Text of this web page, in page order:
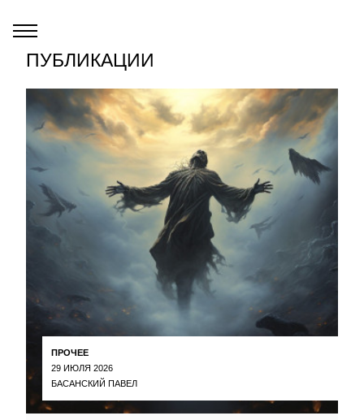
ПУБЛИКАЦИИ
ПРОЧЕЕ
29 ИЮЛЯ 2026
БАСАНСКИЙ ПАВЕЛ